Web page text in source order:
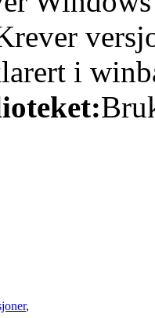
i
,